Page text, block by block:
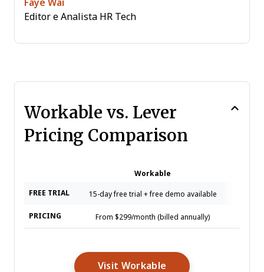
Faye Wai
Editor e Analista HR Tech
Workable vs. Lever
Pricing Comparison
Workable
FREE TRIAL 15-day free trial + free demo available
PRICING From $299/month (billed annually)
Visit Workable Opens New Window